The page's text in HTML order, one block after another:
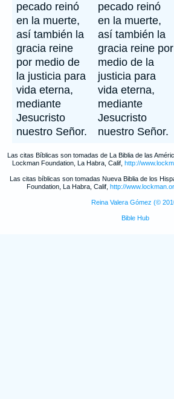
pecado reinó
en la muerte,
así también la
gracia reine
por medio de
la justicia para
vida eterna,
mediante
Jesucristo
nuestro Señor.
pecado reinó
en la muerte,
así también la
gracia reine por
medio de la
justicia para
vida eterna,
mediante
Jesucristo
nuestro Señor.
Las citas Bíblicas son tomadas de La Biblia de las
Lockman Foundation, La Habra, Calif, http://
Las citas bíblicas son tomadas Nueva Biblia de los
Foundation, La Habra, Calif, http://
Reina Valera Gómez (©
Bible Hub